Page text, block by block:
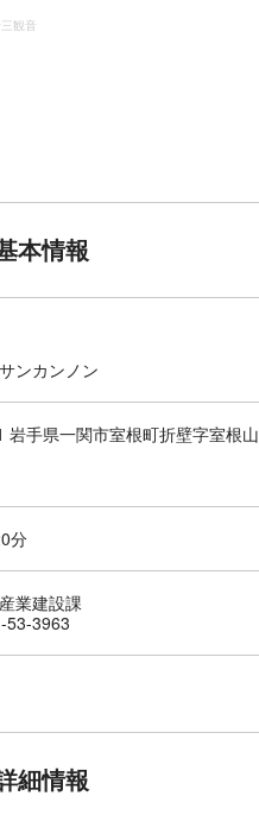
観音
本情報
ンカンノン
岩手県一関市室根町折壁字室根山
分
業建設課
53-3963
細情報